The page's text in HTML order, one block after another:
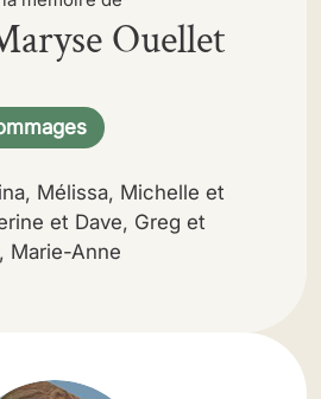
Ouellet
Mélissa, Michelle et
et Dave, Greg et
Marie-Anne